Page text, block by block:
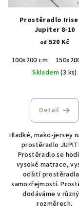
Prostěradlo
Jupiter 8-10
od 520 Kč
100x200 cm
Skladem(3 ks)
Detail
Hladké, mako-jersey
prostěradlo
Prostěradlo se
vysoké matrace,
odšití
samozřejmostí.
dodáváme v
rozměrech.